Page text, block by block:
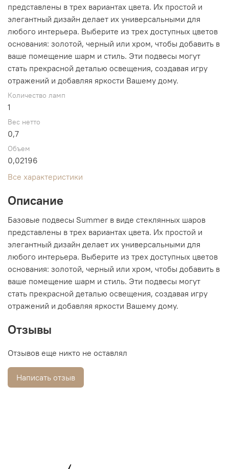
представлены в трех вариантах цвета. Их простой и
элегантный дизайн делает их универсальными для
любого интерьера. Выберите из трех доступных цветов
основания: золотой, черный или хром, чтобы добавить в
ваше помещение шарм и стиль. Эти подвесы могут
стать прекрасной деталью освещения, создавая игру
отражений и добавляя яркости Вашему дому.
Количество ламп
1
Вес нетто
0,7
Объем
0,02196
Все характеристики
Описание
Базовые подвесы Summer в виде стеклянных шаров
представлены в трех вариантах цвета. Их простой и
элегантный дизайн делает их универсальными для
любого интерьера. Выберите из трех доступных цветов
основания: золотой, черный или хром, чтобы добавить в
ваше помещение шарм и стиль. Эти подвесы могут
стать прекрасной деталью освещения, создавая игру
отражений и добавляя яркости Вашему дому.
Отзывы
Отзывов еще никто не оставлял
Написать отзыв